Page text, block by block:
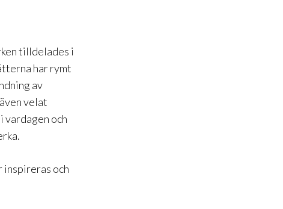
tilldelades i
har rymt
av
velat
vardagen och
inspireras och